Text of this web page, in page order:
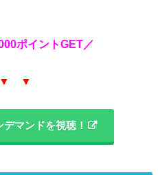
ポイントGET／
▼
マンドを視聴！